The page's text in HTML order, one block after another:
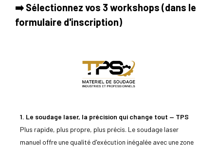
➡️ Sélectionnez vos 3 workshops (dans le
formulaire d'inscription)
1. Le soudage laser, la précision qui change tout — TPS
Plus rapide, plus propre, plus précis. Le soudage laser
manuel offre une qualité d'exécution inégalée avec une zone